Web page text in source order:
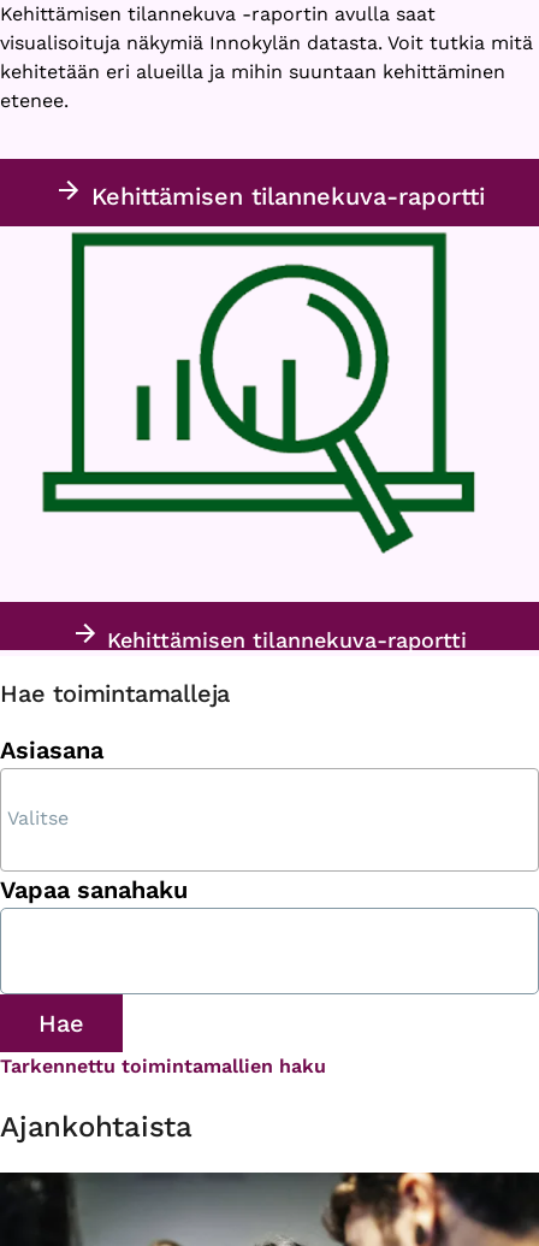
Kehittämisen tilannekuva -raportin avulla saat
visualisoituja näkymiä Innokylän datasta. Voit tutkia mitä
kehitetään eri alueilla ja mihin suuntaan kehittäminen
etenee.
Kehittämisen tilannekuva-raportti
Kehittämisen tilannekuva-raportti
Hae toimintamalleja
Asiasana
Vapaa sanahaku
Tarkennettu toimintamallien haku
Ajankohtaista